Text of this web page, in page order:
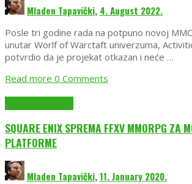
Mladen Tapavički, 4. August 2022.
Posle tri godine rada na potpuno novoj
unutar Worlf of Warctaft univerzuma,
potvrdio da je projekat otkazan i neće …
Read more 0 Comments
SQUARE ENIX SPREMA FFXV MMORPG ZA
PLATFORME
Mladen Tapavički,11. January 2020.